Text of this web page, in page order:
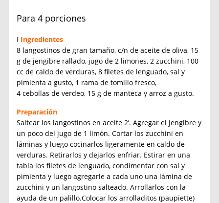
Para 4 porciones
I Ingredientes
8 langostinos de gran tamaño, c/n de aceite de oliva, 15
g de jengibre rallado, jugo de 2 limones, 2 zucchini, 100
cc de caldo de verduras, 8 filetes de lenguado, sal y
pimienta a gusto, 1 rama de tomillo fresco,
4 cebollas de verdeo, 15 g de manteca y arroz a gusto.
Preparación
Saltear los langostinos en aceite 2’. Agregar el jengibre y
un poco del jugo de 1 limón. Cortar los zucchini en
láminas y luego cocinarlos ligeramente en caldo de
verduras. Retirarlos y dejarlos enfriar. Estirar en una
tabla los filetes de lenguado, condimentar con sal y
pimienta y luego agregarle a cada uno una lámina de
zucchini y un langostino salteado. Arrollarlos con la
ayuda de un palillo.Colocar los arrolladitos (paupiette)